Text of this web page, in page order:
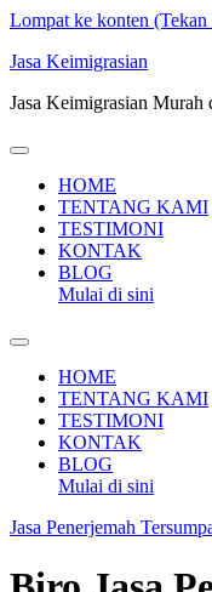
Lompat ke konten (Tekan
Jasa Keimigrasian
Jasa Keimigrasian Murah
HOME
TENTANG KAMI
TESTIMONI
KONTAK
BLOG
Mulai di sini
HOME
TENTANG KAMI
TESTIMONI
KONTAK
BLOG
Mulai di sini
Jasa Penerjemah